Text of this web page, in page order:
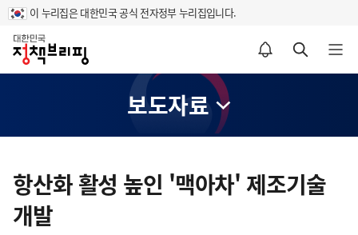
이 누리집은 대한민국 공식 전자정부 누리집입니다.
홈
알림설정 바로가기 검색 바로가기 메뉴 열기
보도자료
텐
츠
영
항산화 활성 높인 '맥아차' 제조기술
개발